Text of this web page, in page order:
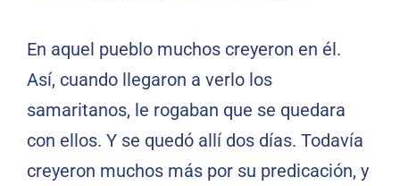
En aquel pueblo muchos creyeron en él.
Así, cuando llegaron a verlo los
samaritanos, le rogaban que se quedara
con ellos. Y se quedó allí dos días. Todavía
creyeron muchos más por su predicación, y